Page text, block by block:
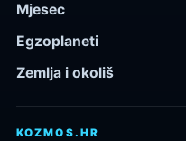
Mjesec
Egzoplaneti
Zemlja i okoliš
KOZMOS.HR